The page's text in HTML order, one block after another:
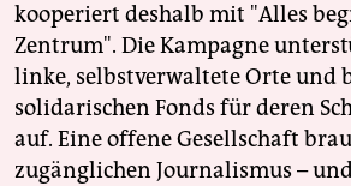
kooperiert deshalb mit "Alles
Zentrum". Die Kampagne
linke, selbstverwaltete Orte und
solidarischen Fonds für deren
auf. Eine offene Gesellschaft
zugänglichen Journalismus –